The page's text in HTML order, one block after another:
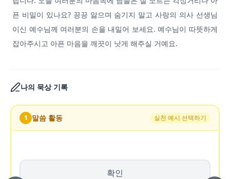
픈 비밀이 있나요? 끙끙 앓으며 숨기지 말고 사랑의 의사 선생님
이신 예수님께 여러분의 손을 내밀어 보세요. 예수님이 따뜻하게
잡아주시고 아픈 마음을 깨끗이 낫게 해주실 거예요.
나의 묵상 기록
1 말씀 활동 실천 예시 선택하기
확인